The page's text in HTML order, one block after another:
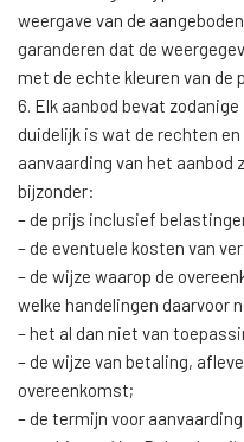
weergave van de
garanderen dat de
met de echte kleuren van de
6. Elk aanbod bevat
duidelijk is wat de rechten
aanvaarding van het
bijzonder:
– de prijs inclusief
– de eventuele kosten van
– de wijze waarop de
welke handelingen daarvoor
– het al dan niet van
– de wijze van betaling,
overeenkomst;
– de termijn voor